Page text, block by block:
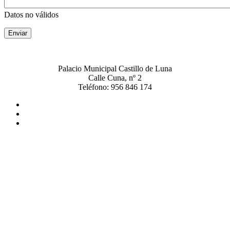
Datos no válidos
Enviar
Palacio Municipal Castillo de Luna
Calle Cuna, nº 2
Teléfono: 956 846 174